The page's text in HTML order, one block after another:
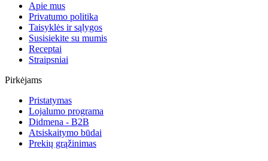
Apie mus
Privatumo politika
Taisyklės ir sąlygos
Susisiekite su mumis
Receptai
Straipsniai
Pirkėjams
Pristatymas
Lojalumo programa
Didmena - B2B
Atsiskaitymo būdai
Prekių grąžinimas